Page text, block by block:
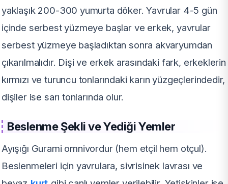
yaklaşık 200-300 yumurta döker. Yavrular 4-5 gün
içinde serbest yüzmeye başlar ve erkek, yavrular
serbest yüzmeye başladıktan sonra akvaryumdan
çıkarılmalıdır. Dişi ve erkek arasındaki fark, erkeklerin
kırmızı ve turuncu tonlarındaki karın yüzgeçlerindedir,
dişiler ise sarı tonlarında olur.
Beslenme Şekli ve Yediği Yemler
Ayışığı Gurami omnivordur (hem etçil hem otçul).
Beslenmeleri için yavrulara, sivrisinek lavrası ve